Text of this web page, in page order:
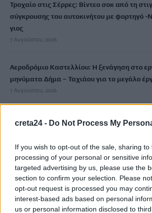
creta24 - Do Not Process My
If you wish to opt-out of the sale, sharing
processing of your personal or sensitive
targeted advertising by us, please use the
section to confirm your selection. Please
opt-out request is processed you may
interest-based ads based on personal
us or personal information disclosed to
Τροχαίο στις Σέρρες: Βίντεο σοκ από τη
σύγκρουσης του αυτοκινήτου με φορτηγό -
γιος
7 Αυγούστου, 2026
Αεροδρόμιο Καστελλίου: Η ξενάγηση στο
μηνύματα Δήμα – Ταχιάου για το μεγάλο
7 Αυγούστου, 2026
Δικογραφία σε βάρος δύο ανδρών
Αεροδρόμιο Καστελλίου: Έπεσαν οι
7 Αυγούστου, 2026
Κουνούπια: Σε εξέλιξη το πρόγραμμα